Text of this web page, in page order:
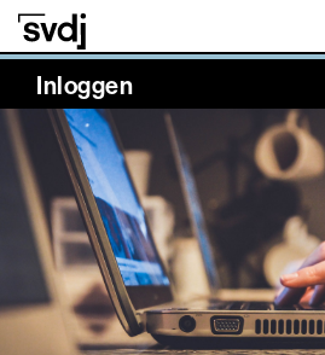
Naar hoofdinhoud
Inloggen
NaN%